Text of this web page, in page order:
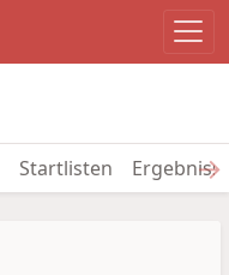
Startlisten →